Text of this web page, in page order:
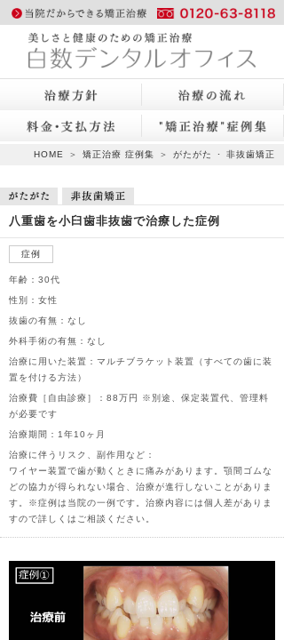
https://sdo.ne.jp/orthodontic"
title = "美しさと健康のための
矯正治療 白数デンタルオフィ
ス 岡山で70年、噛み合わせの
HOME ＞ 矯正治療 症例集 ＞ がたがた ･ 非抜歯矯正
八重歯を小臼歯非抜歯で治療した症例
症例
年齢：30代
性別：女性
抜歯の有無：なし
外科手術の有無：なし
治療に用いた装置：マルチブラケット装置（すべての歯に装
置を付ける方法）
治療費［自由診療］：88万円 ※別途、保定装置代、管理料
が必要です
治療期間：1年10ヶ月
治療に伴うリスク、副作用など：
ワイヤー装置で歯が動くときに痛みがあります。顎間ゴムな
どの協力が得られない場合、治療が進行しないことがありま
す。※症例は当院の一例です。治療内容には個人差がありま
すので詳しくはご相談ください。